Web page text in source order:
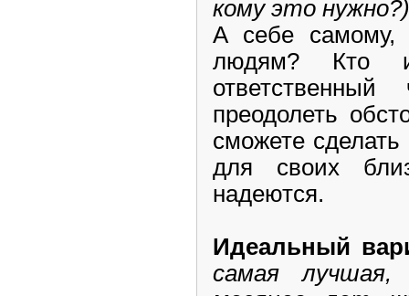
кому это нужно?)
А себе
людям? Кто
преодолеть
сможете
для своих
надеются.
Идеальный
самая